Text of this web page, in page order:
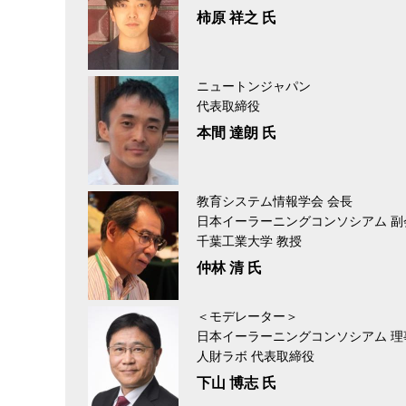
柿原 祥之 氏
ニュートンジャパン
代表取締役
本間 達朗 氏
教育システム情報学会 会長
日本イーラーニングコンソシアム
千葉工業大学 教授
仲林 清 氏
＜モデレーター＞
日本イーラーニングコンソシアム 理
人財ラボ 代表取締役
下山 博志 氏